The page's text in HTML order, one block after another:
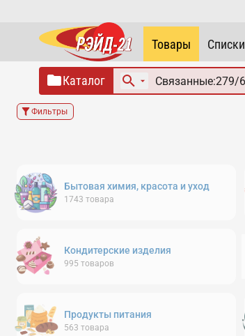
Товары Списки
Каталог
Фильтры
Бытовая химия, красота и уход
1743 товара
Кондитерские изделия
995 товаров
Продукты питания
563 товара